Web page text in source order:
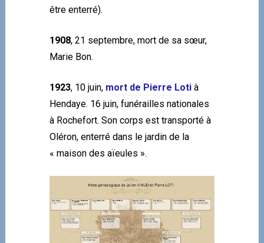
être enterré).
1908, 21 septembre, mort de sa sœur,
Marie Bon.
1923, 10 juin, mort de Pierre Loti à
Hendaye. 16 juin, funérailles nationales
à Rochefort. Son corps est transporté à
Oléron, enterré dans le jardin de la
« maison des aïeules ».